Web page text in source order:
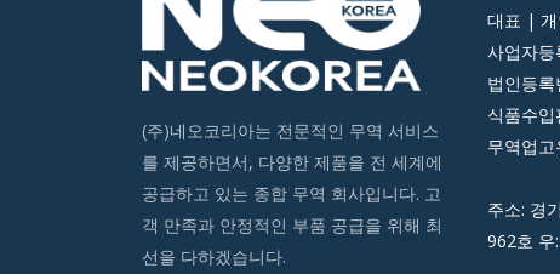
(주)네오코리아는 전문적인 무역 서비스
를 제공하면서, 다양한 제품을 전 세계에
공급하고 있는 종합 무역 회사입니다. 고
객 만족과 안정적인 부품 공급을 위해 최
선을 다하겠습니다.
대표 | 개
사업자
법인등
식품수
무역업
주소: 경
962호 우